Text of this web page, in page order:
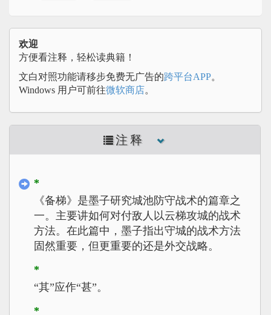
欢迎
方便看注释，轻松读典籍！
文白对照功能请移步免费无广告的跨平台APP。
Windows 用户可前往微软商店。
注释
*
《备梯》是墨子研究城池防守战术的篇章之
一。主要讲如何对付敌人以云梯攻城的战术
方法。在此篇中，墨子指出守城的战术方法
固然重要，但更重要的还是外交战略。
*
“其”应作“甚”。
*